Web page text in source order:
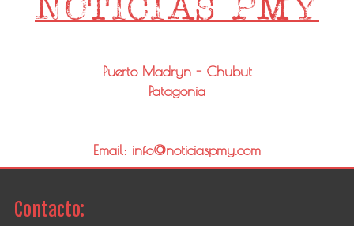
Puerto Madryn - Chubut
Patagonia
Email: info@noticiaspmy.com
Contacto: